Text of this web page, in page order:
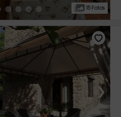
15 Fotos
›